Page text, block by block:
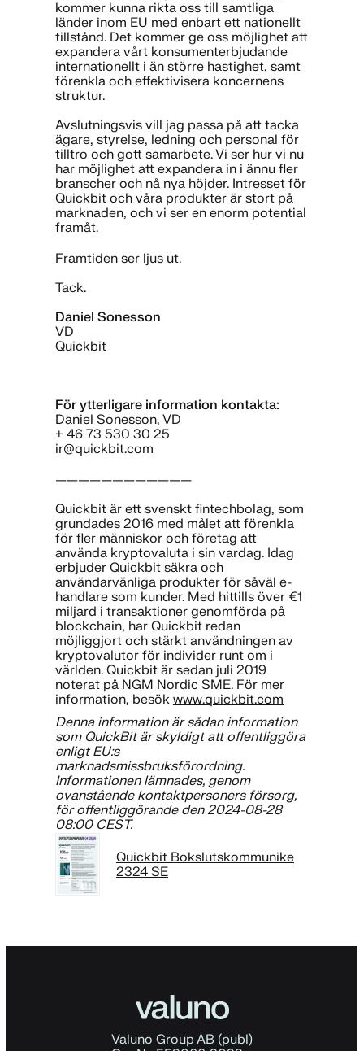
kommer kunna rikta oss till samtliga
länder inom EU med enbart ett nationellt
tillstånd. Det kommer ge oss möjlighet att
expandera vårt konsumenterbjudande
internationellt i än större hastighet, samt
förenkla och effektivisera koncernens
struktur.
Avslutningsvis vill jag passa på att tacka
ägare, styrelse, ledning och personal för
tilltro och gott samarbete. Vi ser hur vi nu
har möjlighet att expandera in i ännu fler
branscher och nå nya höjder. Intresset för
Quickbit och våra produkter är stort på
marknaden, och vi ser en enorm potential
framåt.
Framtiden ser ljus ut.
Tack.
Daniel Sonesson
VD
Quickbit
För ytterligare information kontakta:
Daniel Sonesson, VD
+ 46 73 530 30 25
ir@quickbit.com
————————————
Quickbit är ett svenskt fintechbolag, som
grundades 2016 med målet att förenkla
för fler människor och företag att
använda kryptovaluta i sin vardag. Idag
erbjuder Quickbit säkra och
användarvänliga produkter för såväl e-
handlare som kunder. Med hittills över €1
miljard i transaktioner genomförda på
blockchain, har Quickbit redan
möjliggjort och stärkt användningen av
kryptovalutor för individer runt om i
världen. Quickbit är sedan juli 2019
noterat på NGM Nordic SME. För mer
information, besök www.quickbit.com
Denna information är sådan information
som QuickBit är skyldigt att offentliggöra
enligt EU:s
marknadsmissbruksförordning.
Informationen lämnades, genom
ovanstående kontaktpersoners försorg,
för offentliggörande den 2024-08-28
08:00 CEST.
Quickbit Bokslutskommunike
2324 SE
Valuno Group AB (publ)